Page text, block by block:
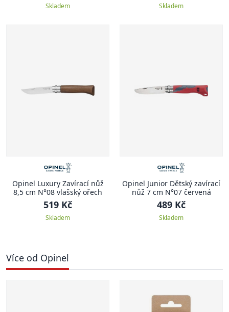
Skladem Skladem
Opinel Luxury Zavírací nůž
8,5 cm N°08 vlašský ořech
519 Kč
Skladem
Opinel Junior Dětský zavírací
nůž 7 cm N°07 červená
489 Kč
Skladem
Více od Opinel